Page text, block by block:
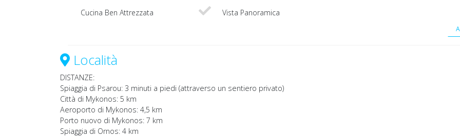
Cucina Ben Attrezzata
Vista Panoramica
Località
DISTANZE:
Spiaggia di Psarou: 3 minuti a piedi (attraverso un sentiero privato)
Città di Mykonos: 5 km
Aeroporto di Mykonos: 4,5 km
Porto nuovo di Mykonos: 7 km
Spiaggia di Ornos: 4 km